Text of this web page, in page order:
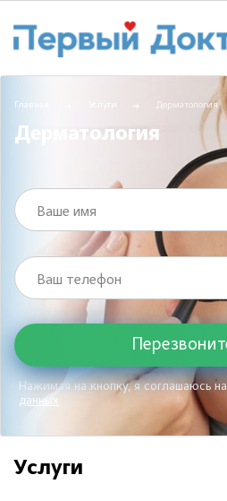
Главная Дерматология
Дерматология
Ваше имя
Ваш телефон
Нажимая на кнопку, я соглашаюсь на
данных
Услуги